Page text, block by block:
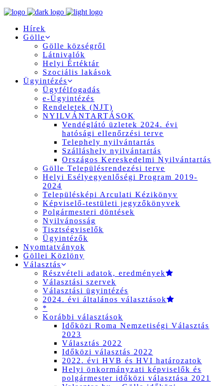
Hírek
Gölle
Gölle községről
Látnivalók
Helyi Értéktár
Szociális lakások
Ügyintézés
Ügyfélfogadás
e-Ügyintézés
Rendeletek (NJT)
NYILVÁNTARTÁSOK
Vendéglátó üzletek 2024. évi
hatósági ellenőrzési terve
Telephely nyilvántartás
Szálláshely nyilvántartás
Országos Kereskedelmi Nyilvántartás
Gölle Településrendezési terve
Helyi Esélyegyenlőségi Program 2019-
2024
Településképi Arculati Kézikönyv
Képviselő-testületi jegyzőkönyvek
Polgármesteri döntések
Nyilvánosság
Tisztségviselők
Ügyintézők
Nyomtatványok
Göllei Közlöny
Választás
Részvételi adatok, eredmények
Választási szervek
Választási ügyintézés
2024. évi általános választások
*
Korábbi választások
Időközi Roma Nemzetiségi Választás
2023
Választás 2022
Időközi választás 2022
2022. évi HVB és HVI határozatok
Helyi önkormányzati képviselők és
polgármester időközi választása 2021